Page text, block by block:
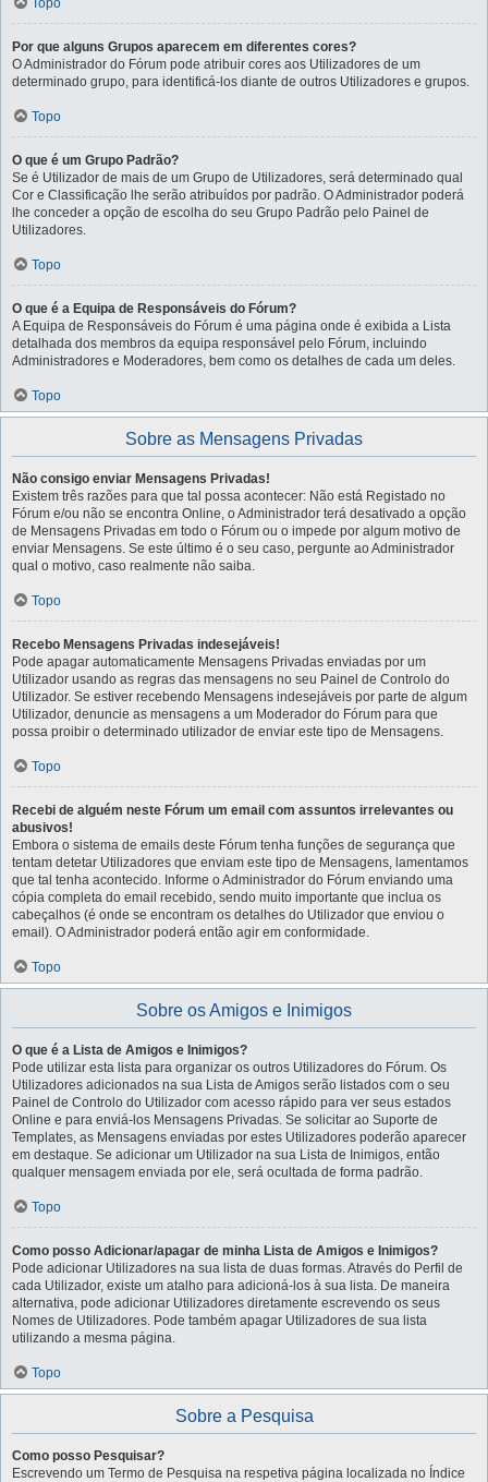
Topo
Por que alguns Grupos aparecem em diferentes cores?
O Administrador do Fórum pode atribuir cores aos Utilizadores de um
determinado grupo, para identificá-los diante de outros Utilizadores e grupos.
Topo
O que é um Grupo Padrão?
Se é Utilizador de mais de um Grupo de Utilizadores, será determinado qual
Cor e Classificação lhe serão atribuídos por padrão. O Administrador poderá
lhe conceder a opção de escolha do seu Grupo Padrão pelo Painel de
Utilizadores.
Topo
O que é a Equipa de Responsáveis do Fórum?
A Equipa de Responsáveis do Fórum é uma página onde é exibida a Lista
detalhada dos membros da equipa responsável pelo Fórum, incluindo
Administradores e Moderadores, bem como os detalhes de cada um deles.
Topo
Sobre as Mensagens Privadas
Não consigo enviar Mensagens Privadas!
Existem três razões para que tal possa acontecer: Não está Registado no
Fórum e/ou não se encontra Online, o Administrador terá desativado a opção
de Mensagens Privadas em todo o Fórum ou o impede por algum motivo de
enviar Mensagens. Se este último é o seu caso, pergunte ao Administrador
qual o motivo, caso realmente não saiba.
Topo
Recebo Mensagens Privadas indesejáveis!
Pode apagar automaticamente Mensagens Privadas enviadas por um
Utilizador usando as regras das mensagens no seu Painel de Controlo do
Utilizador. Se estiver recebendo Mensagens indesejáveis por parte de algum
Utilizador, denuncie as mensagens a um Moderador do Fórum para que
possa proibir o determinado utilizador de enviar este tipo de Mensagens.
Topo
Recebi de alguém neste Fórum um email com assuntos irrelevantes ou
abusivos!
Embora o sistema de emails deste Fórum tenha funções de segurança que
tentam detetar Utilizadores que enviam este tipo de Mensagens, lamentamos
que tal tenha acontecido. Informe o Administrador do Fórum enviando uma
cópia completa do email recebido, sendo muito importante que inclua os
cabeçalhos (é onde se encontram os detalhes do Utilizador que enviou o
email). O Administrador poderá então agir em conformidade.
Topo
Sobre os Amigos e Inimigos
O que é a Lista de Amigos e Inimigos?
Pode utilizar esta lista para organizar os outros Utilizadores do Fórum. Os
Utilizadores adicionados na sua Lista de Amigos serão listados com o seu
Painel de Controlo do Utilizador com acesso rápido para ver seus estados
Online e para enviá-los Mensagens Privadas. Se solicitar ao Suporte de
Templates, as Mensagens enviadas por estes Utilizadores poderão aparecer
em destaque. Se adicionar um Utilizador na sua Lista de Inimigos, então
qualquer mensagem enviada por ele, será ocultada de forma padrão.
Topo
Como posso Adicionar/apagar de minha Lista de Amigos e Inimigos?
Pode adicionar Utilizadores na sua lista de duas formas. Através do Perfil de
cada Utilizador, existe um atalho para adicioná-los à sua lista. De maneira
alternativa, pode adicionar Utilizadores diretamente escrevendo os seus
Nomes de Utilizadores. Pode também apagar Utilizadores de sua lista
utilizando a mesma página.
Topo
Sobre a Pesquisa
Como posso Pesquisar?
Escrevendo um Termo de Pesquisa na respetiva página localizada no Índice